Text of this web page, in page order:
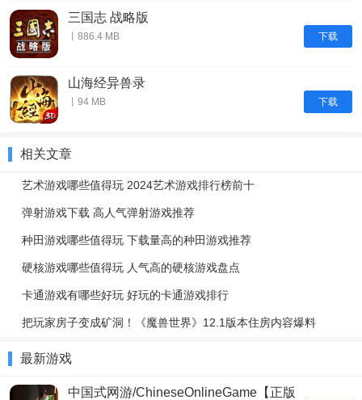
下载
三国志 战略版
丨886.4 MB
下载
山海经异兽录
丨94 MB
相关文章
艺术游戏哪些值得玩 2024艺术游戏排行榜前十
弹射游戏下载 高人气弹射游戏推荐
种田游戏哪些值得玩 下载量高的种田游戏推荐
硬核游戏哪些值得玩 人气高的硬核游戏盘点
卡通游戏有哪些好玩 好玩的卡通游戏排行
把玩家房子变成矿洞！《魔兽世界》12.1版本住房内容爆料
最新游戏
中国式网游/ChineseOnlineGame【正版